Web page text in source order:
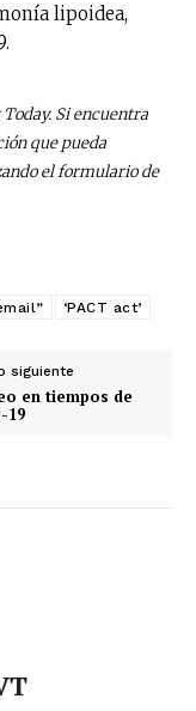
lipoidea,
Si encuentra
que pueda
el formulario de
‘PACT act’
siguiente
en tiempos de
19